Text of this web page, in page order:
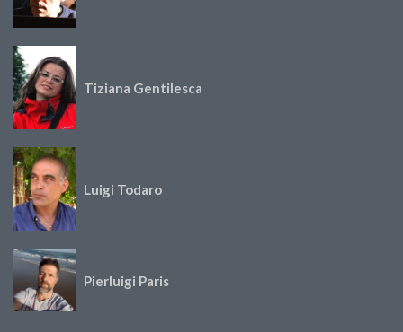
Tiziana Gentilesca
Luigi Todaro
Pierluigi Paris